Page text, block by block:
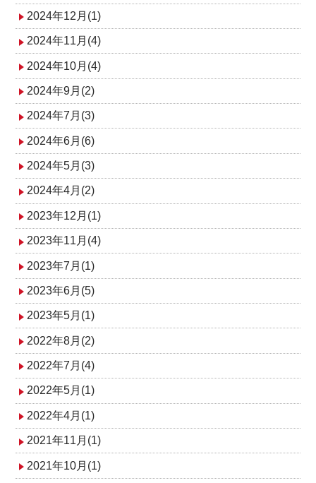
2024年12月(1)
2024年11月(4)
2024年10月(4)
2024年9月(2)
2024年7月(3)
2024年6月(6)
2024年5月(3)
2024年4月(2)
2023年12月(1)
2023年11月(4)
2023年7月(1)
2023年6月(5)
2023年5月(1)
2022年8月(2)
2022年7月(4)
2022年5月(1)
2022年4月(1)
2021年11月(1)
2021年10月(1)